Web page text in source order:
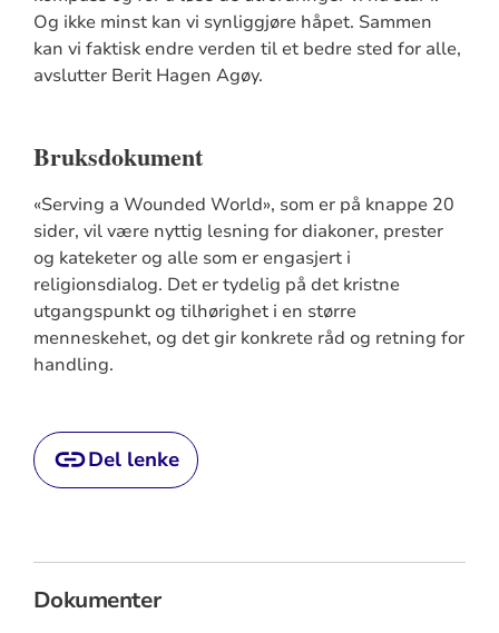
Og ikke minst kan vi synliggjøre håpet. Sammen
kan vi faktisk endre verden til et bedre sted for alle,
avslutter Berit Hagen Agøy.
Bruksdokument
«Serving a Wounded World», som er på knappe 20
sider, vil være nyttig lesning for diakoner, prester
og kateketer og alle som er engasjert i
religionsdialog. Det er tydelig på det kristne
utgangspunkt og tilhørighet i en større
menneskehet, og det gir konkrete råd og retning for
handling.
Del lenke
Dokumenter